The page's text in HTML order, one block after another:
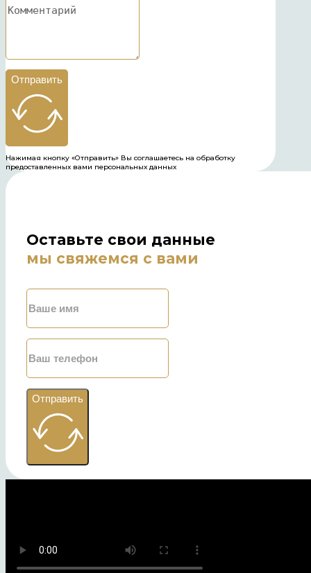
Отправить
Нажимая кнопку «Отправить» Вы соглашаетесь на обработку
предоставленных вами персональных данных
Оставьте свои данные
мы свяжемся с вами
Отправить